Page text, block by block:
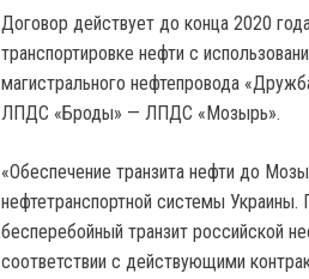
Договор действует до конца 2020
транспортировке нефти с
магистрального нефтепровода
ЛПДС «Броды» — ЛПДС «Мозырь».
«Обеспечение транзита нефти до
нефтетранспортной системы
бесперебойный транзит российской
соответствии с действующими